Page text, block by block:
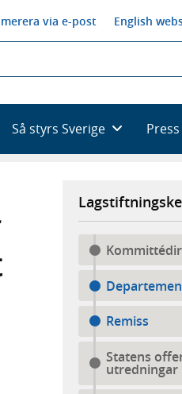
via e-post English
Så styrs Sverige
Remiss
Statens
utredningar